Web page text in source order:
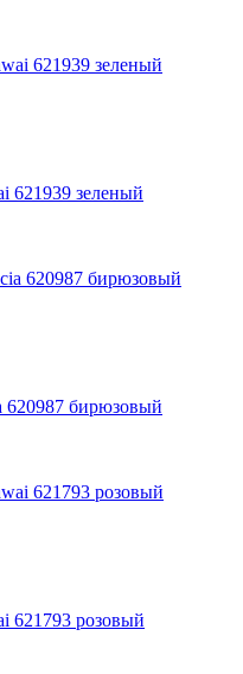
621939 зеленый
620987 бирюзовый
621793 розовый